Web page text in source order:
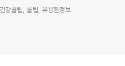
강꿀팁, 꿀팁, 유용한정보